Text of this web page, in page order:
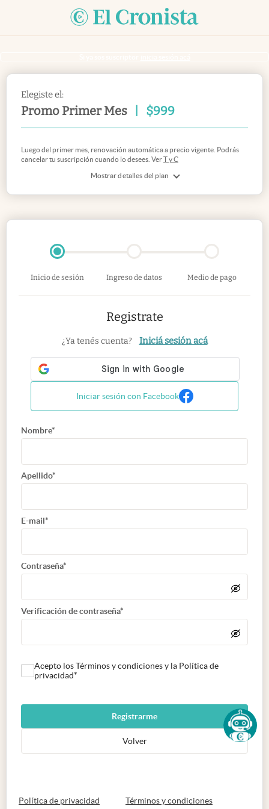
Elegiste el:
Promo Primer Mes $999
Mostrar detalles del plan
Luego del primer mes, renovación automática a precio vigente. Podrás
cancelar tu suscripción cuando lo desees. VerT y C
Inicio de sesión Ingreso de datos Medio de pago
Registrate
¿Ya tenés cuenta? Iniciá sesión acá
Iniciar sesión con Facebook
Nombre*
Apellido*
E-mail*
Contraseña*
Verificación de contraseña*
Acepto los Términos y condiciones y la Política de
privacidad*
Registrarme
Volver
Política de privacidad abre en nueva pestaña
Términos y condicionesabre en nueva